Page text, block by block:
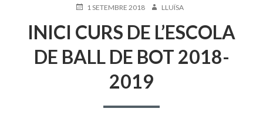
PUBLICAT
1 SETEMBRE 2018 AUTORLLUÏSA
INICI CURS DE L’ESCOLA
DE BALL DE BOT 2018-
2019